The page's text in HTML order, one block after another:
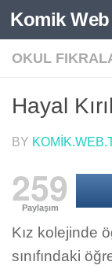
Skip to
Komik Web
OKUL
Hayal
BY
259
Paylaşım
Kız kolejinde
sınıfındaki